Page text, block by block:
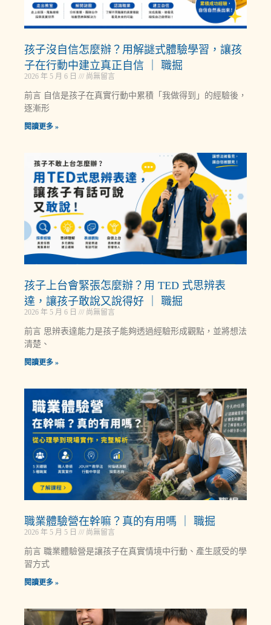
孩子沒自信怎麼辦？用解謎式體驗學習，讓孩
子在行動中建立真正自信 ｜ 職掘
2026 年 5 月 6 日 尚無留言
前言 自信是孩子在真實行動中累積「我做得到」的經驗後，
逐漸形
閱讀更多 »
孩子上台會緊張怎麼辦？用 TED 式思辨表
達，讓孩子敢說又說得好 ｜ 職掘
2026 年 5 月 6 日 尚無留言
前言 思辨表達能力是孩子能夠透過經驗形成觀點，並將想法
清楚、
閱讀更多 »
職業體驗營在幹嘛？真的有用嗎 ｜ 職掘
2026 年 5 月 5 日 尚無留言
前言 職業體驗營是讓孩子在真實情境中行動、產生感受的學
習方式
閱讀更多 »